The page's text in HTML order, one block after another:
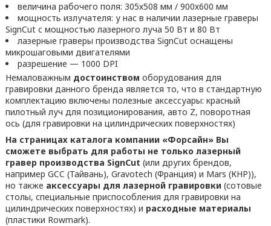
величина рабочего поля: 305х508 мм / 900х600 мм
мощность излучателя: у нас в наличии лазерные граверы
SignCut с мощностью лазерного луча 50 Вт и 80 Вт
лазерные граверы производства SignCut оснащены
микрошаговыми двигателями
разрешение — 1000 DPI
Немаловажным достоинством оборудования для
гравировки данного бренда является то, что в стандартную
комплектацию включены полезные аксессуары: красный
пилотный луч для позиционирования, авто Z, поворотная
ось (для гравировки на цилиндрических поверхностях)
На страницах каталога компании «Форсайн» Вы
сможете выбрать для работы не только лазерный
гравер производства SignCut (или других брендов,
например GCC (Тайвань), Gravotech (Франция) и Mars (КНР)),
но также аксессуары для лазерной гравировки(сотовые
столы, специальные приспособления для гравировки на
цилиндрических поверхностях) и расходные материалы
(пластики Rowmark).